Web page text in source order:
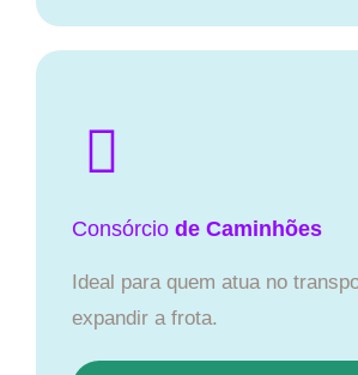
Consórcio de Caminhões
Ideal para quem atua no
expandir a frota.